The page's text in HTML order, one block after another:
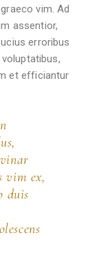
vim. Ad
assentior,
erroribus
et efficiantur
vim ex,
duis